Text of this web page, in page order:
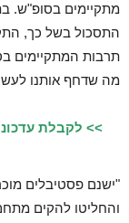
מתקיימים בסופ"ש.
התסכול בשל כך,
תרבות המתקיימים
מה שדחף אותנו
>> לקבלת
"ישנם פסטיבלים
והחליטו להקים